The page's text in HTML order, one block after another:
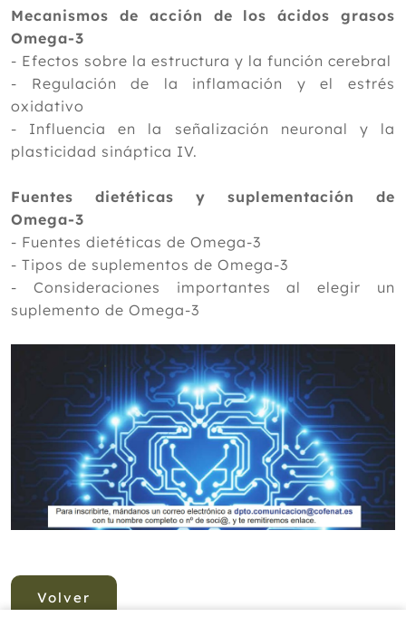
Mecanismos de acción de los ácidos grasos
Omega-3
- Efectos sobre la estructura y la función cerebral
- Regulación de la inflamación y el estrés
oxidativo
- Influencia en la señalización neuronal y la
plasticidad sináptica IV.
Fuentes dietéticas y suplementación de
Omega-3
- Fuentes dietéticas de Omega-3
- Tipos de suplementos de Omega-3
- Consideraciones importantes al elegir un
suplemento de Omega-3
Volver